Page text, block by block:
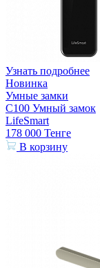
Узнать подробнее
Новинка
Умные замки
C100 Умный замок
LifeSmart
178 000 Тенге
В корзину